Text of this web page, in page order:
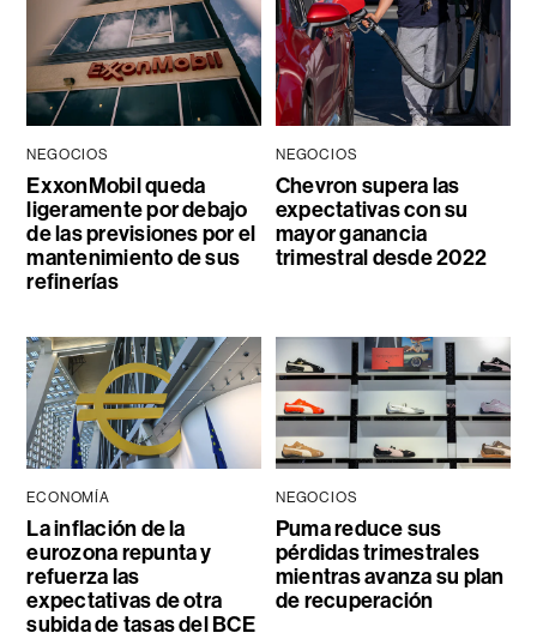
NEGOCIOS
ExxonMobil queda
ligeramente por debajo
de las previsiones por el
mantenimiento de sus
refinerías
NEGOCIOS
Chevron supera las
expectativas con su
mayor ganancia
trimestral desde 2022
ECONOMÍA
La inflación de la
eurozona repunta y
refuerza las
expectativas de otra
subida de tasas del BCE
NEGOCIOS
Puma reduce sus
pérdidas trimestrales
mientras avanza su plan
de recuperación